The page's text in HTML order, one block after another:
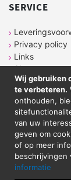
Wij gebruiken
te verbeteren.
onthouden,
van uw
geven om
of op meer
beschrijvingen
informatie
SERVICE
Privacy policy
Links
Sitemap
CONTACT
Sticker Atelier
Neringstraat 7
8263 BG
Tel. 038-